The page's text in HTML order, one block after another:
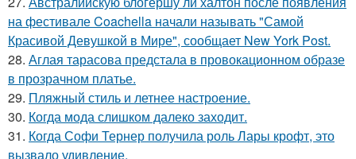
на фестивале Coachella начали называть "Самой
Красивой Девушкой в Мире", сообщает New York Post.
28. Аглая тарасова предстала в провокационном образе
в прозрачном платье.
29. Пляжный стиль и летнее настроение.
30. Когда мода слишком далеко заходит.
31. Когда Софи Тернер получила роль Лары крофт, это
вызвало удивление.